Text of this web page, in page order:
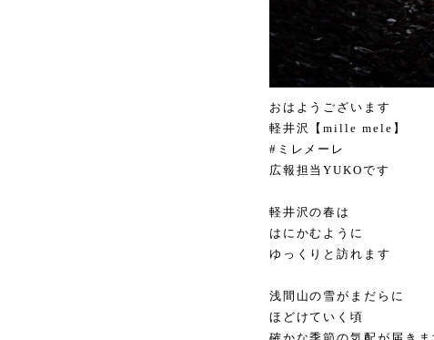
おはようございます
軽井沢【mille mele】
#ミレメーレ
広報担当YUKOです
軽井沢の春は
はにかむように
ゆっくりと訪れます
浅間山の雪がまだらに
ほどけていく頃